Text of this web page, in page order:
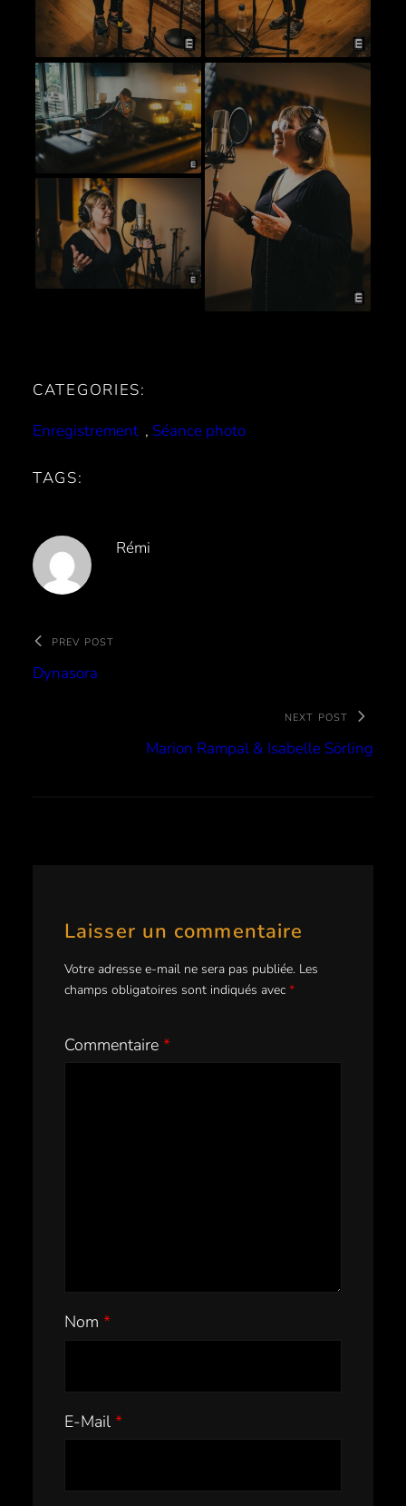
CATEGORIES:
Enregistrement , Séance photo
TAGS:
Rémi
PREV POST
Dynasora
NEXT POST
Marion Rampal & Isabelle Sörling
Laisser un commentaire
Votre adresse e-mail ne sera pas publiée. Les
champs obligatoires sont indiqués avec *
Commentaire *
Nom *
E-Mail *